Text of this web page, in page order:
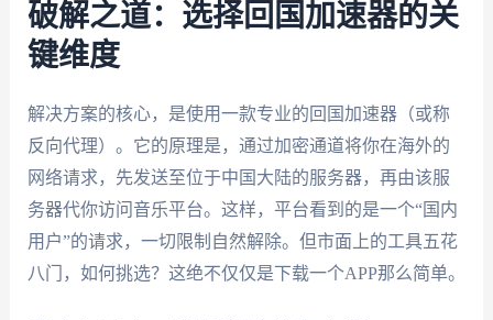
破解之道：选择回国加速器的关
键维度
解决方案的核心，是使用一款专业的回国加速器（或称
反向代理）。它的原理是，通过加密通道将你在海外的
网络请求，先发送至位于中国大陆的服务器，再由该服
务器代你访问音乐平台。这样，平台看到的是一个“国内
用户”的请求，一切限制自然解除。但市面上的工具五花
八门，如何挑选？这绝不仅仅是下载一个APP那么简单。